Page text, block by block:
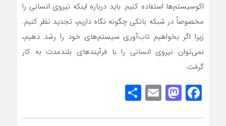
اکوسیستم‌ها استفاده کنیم. باید درباره اینکه نیروی انسانی را
مخصوصاً در شبکه بانکی چگونه نگاه داریم، تجدید نظر کنیم.
زیرا اگر بخواهیم تاب‌آوری سیستم‌های خود را رشد دهیم،
نمی‌توان نیروی انسانی را با فرآیندهای بلندمدت به کار
گرفت.
Facebook
Mastodon
Email